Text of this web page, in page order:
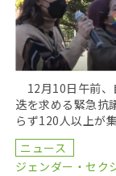
12月10日午前、
迭を求める緊急抗
らず120人以上が
国会で杉田水脈総
ニュース
ジェンダー・セク